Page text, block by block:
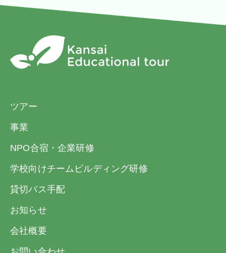
たときは、お預かりしている申込金を全額払
旅行代金の額
円未満
100,000円以上 旅行代金の20％以上
ただし、特定期間・特定コースにつきまして
は、別途パンフレットに定めるところにより
す。
※上表内の「旅行代金」とは第6項(3)の「お
２ 旅行のお申込みと旅行契約の成立
所（以下、「当社ら」といいます。）にて当
社所定の旅行申込書（以下、「旅行申込書」
といいます。）に所定の事項を記入又は当社
して取扱います。また本項(3)に定めた旅行契
約成立前に、お客様がお申し込みを撤回され
い戻します。
旅行代金の額
ツアー
事業
NPO合宿・企業研修
学校向けチームビルディング研修
貸切バス手配
お知らせ
会社概要